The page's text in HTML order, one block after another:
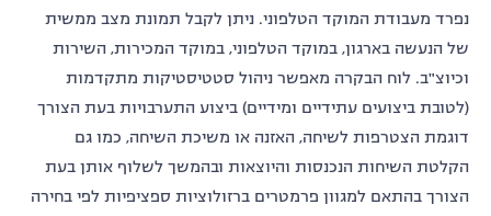
נפרד מעבודת המוקד הטלפוני. ניתן לקבל תמונת מצב ממשית
של הנעשה בארגון, במוקד הטלפוני, במוקד המכירות, השירות
וכיוצ"ב. לוח הבקרה מאפשר ניהול סטטיסטיקות מתקדמות
(לטובת ביצועים עתידיים ומידיים) ביצוע התערבויות בעת הצורך
דוגמת הצטרפות לשיחה, האזנה או משיכת השיחה, כמו גם
הקלטת השיחות הנכנסות והיוצאות ובהמשך לשלוף אותן בעת
הצורך בהתאם למגוון פרמטרים ברזולוציות ספציפיות לפי בחירה